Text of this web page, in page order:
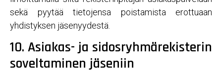
sekä pyytää tietojensa poistamista erottuaan
yhdistyksen jäsenyydestä.
10. Asiakas- ja sidosryhmärekisterin
soveltaminen jäseniin